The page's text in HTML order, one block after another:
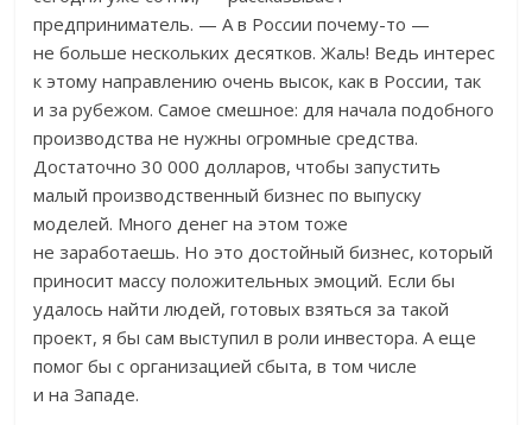
предприниматель. — А в России почему-то —
не больше нескольких десятков. Жаль! Ведь интерес
к этому направлению очень высок, как в России, так
и за рубежом. Самое смешное: для начала подобного
производства не нужны огромные средства.
Достаточно 30 000 долларов, чтобы запустить
малый производственный бизнес по выпуску
моделей. Много денег на этом тоже
не заработаешь. Но это достойный бизнес, который
приносит массу положительных эмоций. Если бы
удалось найти людей, готовых взяться за такой
проект, я бы сам выступил в роли инвестора. А еще
помог бы с организацией сбыта, в том числе
и на Западе.